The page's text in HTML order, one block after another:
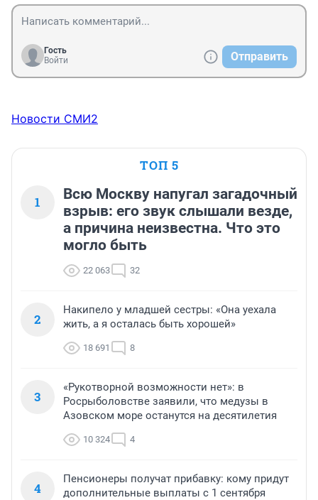
Гость
Войти
Отправить
Новости СМИ2
ТОП 5
1
Всю Москву напугал загадочный
взрыв: его звук слышали везде,
а причина неизвестна. Что это
могло быть
22 063 32
2
Накипело у младшей сестры: «Она уехала
жить, а я осталась быть хорошей»
18 691 8
3
«Рукотворной возможности нет»: в
Росрыболовстве заявили, что медузы в
Азовском море останутся на десятилетия
10 324 4
4
Пенсионеры получат прибавку: кому придут
дополнительные выплаты с 1 сентября